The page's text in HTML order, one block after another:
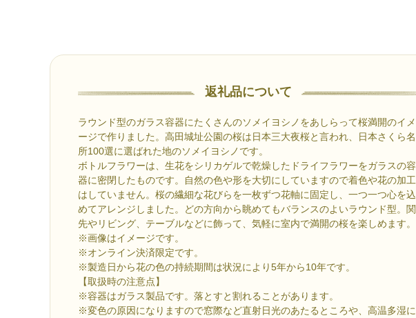
返礼品について
ラウンド型のガラス容器にたくさんのソメイヨシノをあしらって桜満開のイメ
ージで作りました。高田城址公園の桜は日本三大夜桜と言われ、日本さくら名
所100選に選ばれた地のソメイヨシノです。
ボトルフラワーは、生花をシリカゲルで乾燥したドライフラワーをガラスの容
器に密閉したものです。自然の色や形を大切にしていますので着色や花の加工
はしていません。桜の繊細な花びらを一枚ずつ花軸に固定し、一つ一つ心を込
めてアレンジしました。どの方向から眺めてもバランスのよいラウンド型。関
先やリビング、テーブルなどに飾って、気軽に室内で満開の桜を楽しめます。
※画像はイメージです。
※オンライン決済限定です。
※製造日から花の色の持続期間は状況により5年から10年です。
【取扱時の注意点】
※容器はガラス製品です。落とすと割れることがあります。
※変色の原因になりますので窓際など直射日光のあたるところや、高温多湿に